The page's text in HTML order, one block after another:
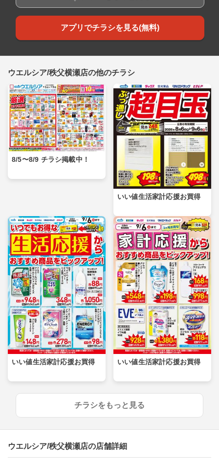
アプリでチラシを見る(無料)
ウエルシア/秩父横瀬店の他のチラシ
8/5〜8/9 チラシ掲載中！
いい値生活家計応援お買得
いい値生活家計応援お買得 いい値生活家計応援お買得
チラシをもっと見る
ウエルシア/秩父横瀬店の店舗詳細